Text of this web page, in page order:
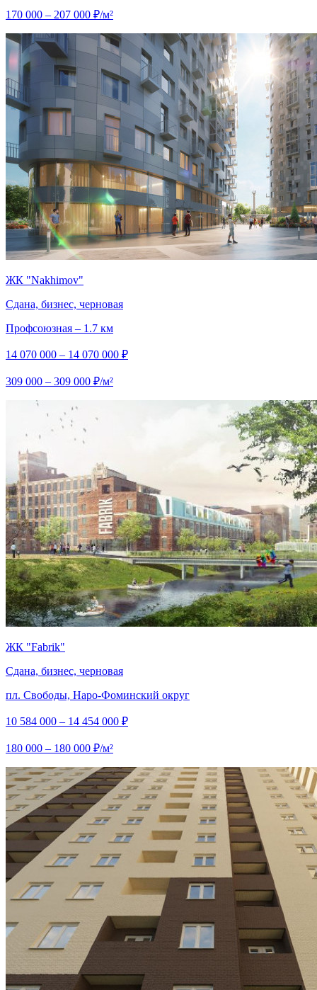
170 000 – 207 000 ₽/м²
ЖК "Nakhimov"
Сдана, бизнес, черновая
Профсоюзная – 1.7 км
14 070 000 – 14 070 000 ₽
309 000 – 309 000 ₽/м²
ЖК "Fabrik"
Сдана, бизнес, черновая
пл. Свободы, Наро-Фоминский округ
10 584 000 – 14 454 000 ₽
180 000 – 180 000 ₽/м²